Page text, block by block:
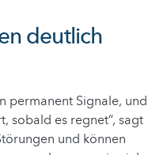
deutlich
permanent Signale, und
sobald es regnet“, sagt
und können